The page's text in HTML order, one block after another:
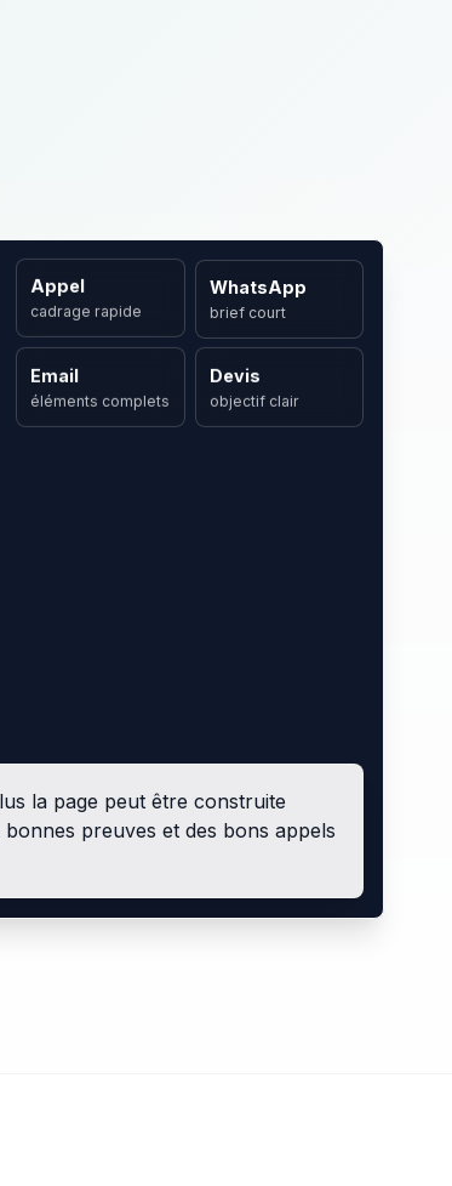
Appel
cadrage rapide
WhatsApp
brief court
Email
éléments complets
Devis
objectif clair
la page peut être construite
preuves et des bons appels